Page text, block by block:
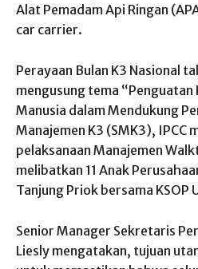
Alat Pemadam Api Ringan
car carrier.
Perayaan Bulan K3 Nasional
mengusung tema “Penguatan
Manusia dalam Mendukung
Manajemen K3 (SMK3), IPCC
pelaksanaan Manajemen
melibatkan 11 Anak
Tanjung Priok bersama KSOP
Senior Manager Sekretaris
Liesly mengatakan, tujuan